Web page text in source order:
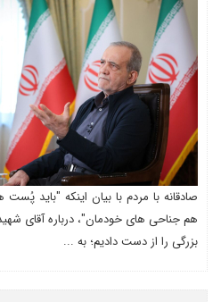
صادقانه با مردم با بیان اینکه "باید پُست
هم جناحی های خودمان"، درباره آقای
بزرگی را از دست دادیم؛ به ...